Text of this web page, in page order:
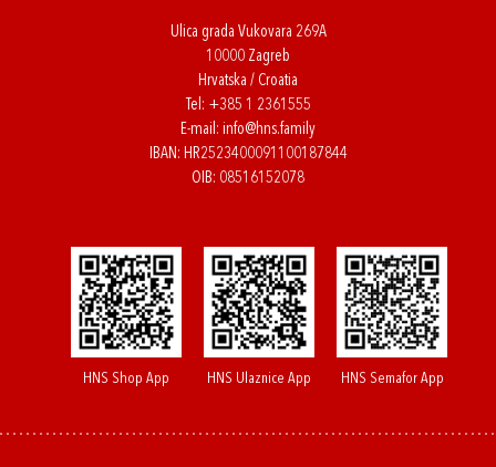
Ulica grada Vukovara 269A
10000 Zagreb
Hrvatska / Croatia
Tel: +385 1 2361555
E-mail: info@hns.family
IBAN: HR2523400091100187844
OIB: 08516152078
HNS Shop App HNS Ulaznice App HNS Semafor App